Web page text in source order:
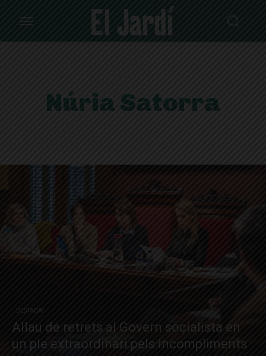
Núria Satorra
DESTACAT
Allau de retrets al Govern socialista en
un ple extraordinari pels incompliments